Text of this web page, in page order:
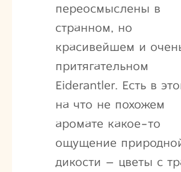
переосмыслены в
странном, но
красивейшем и
притягательном
Eiderantler. Есть в
на что не похожем
аромате какое-то
ощущение
дикости – цветы с